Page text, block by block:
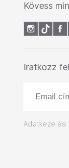
Kövess
Iratkozz